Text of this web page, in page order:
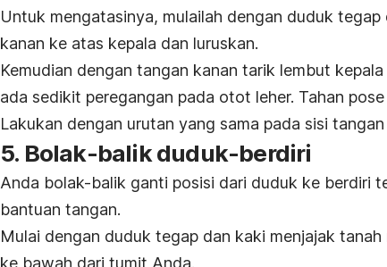
Untuk mengatasinya, mulailah dengan duduk
kanan ke atas kepala dan luruskan.
Kemudian dengan tangan kanan tarik lembut
ada sedikit peregangan pada otot leher. Tahan
Lakukan dengan urutan yang sama pada sisi
5. Bolak-balik duduk-berdiri
Anda bolak-balik ganti posisi dari duduk ke berdiri
bantuan tangan.
Mulai dengan duduk tegap dan kaki menjajak
ke bawah dari tumit Anda.